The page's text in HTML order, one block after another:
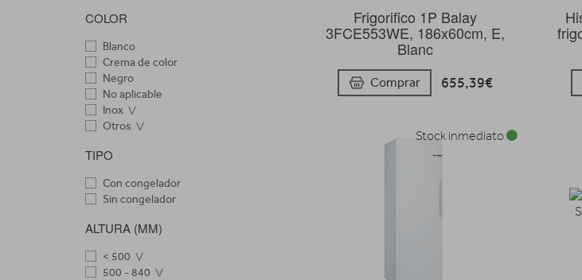
SHARP
SMEG
TEKA
TENSAI
WHIRLPOOL
COLOR
Blanco
Crema de color
Negro
No aplicable
Inox
Otros
TIPO
Con congelador
Sin congelador
ALTURA (MM)
< 500
500 - 840
Frigorifico 1P Balay
3FCE553WE, 186x60cm, E,
Blanc
Comprar 655,39€
Stock inmediato